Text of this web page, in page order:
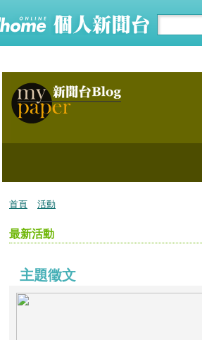
首頁 活動
最新活動
主題徵文